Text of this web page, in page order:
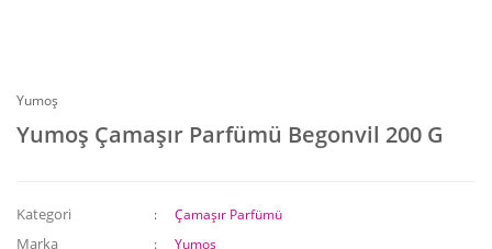
Yumoş
Yumoş Çamaşır Parfümü Begonvil 200 G
Kategori Çamaşır Parfümü
Marka Yumoş